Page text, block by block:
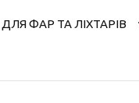
ФАР ТА ЛІХТАРІВ